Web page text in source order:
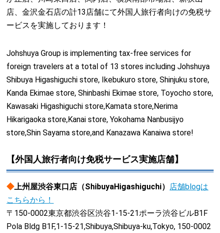
店、金沢金石店の計13店舗にて外国人旅行者向けの免税サ
ービスを実施しております！
Johshuya Group is implementing tax-free services for
foreign travelers at a total of 13 stores including Johshuya
Shibuya Higashiguchi store, Ikebukuro store, Shinjuku store,
Kanda Ekimae store, Shinbashi Ekimae store, Toyocho store,
Kawasaki Higashiguchi store,Kamata store,Nerima
Hikarigaoka store,Kanai store, Yokohama Nanbusijyo
store,Shin Sayama store,and Kanazawa Kanaiwa store!
【外国人旅行者向け免税サービス実施店舗】
◆上州屋渋谷東口店（ShibuyaHigashiguchi） 店舗blogは
こちらから！
〒150-0002東京都渋谷区渋谷1-15-21ポーラ渋谷ビルB1F
Pola Bldg B1F,1-15-21,Shibuya,Shibuya-ku,Tokyo, 150-0002